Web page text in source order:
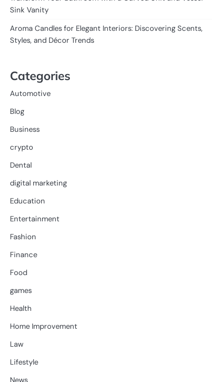
Sink Vanity
Aroma Candles for Elegant Interiors: Discovering Scents,
Styles, and Décor Trends
Categories
Automotive
Blog
Business
crypto
Dental
digital marketing
Education
Entertainment
Fashion
Finance
Food
games
Health
Home Improvement
Law
Lifestyle
News